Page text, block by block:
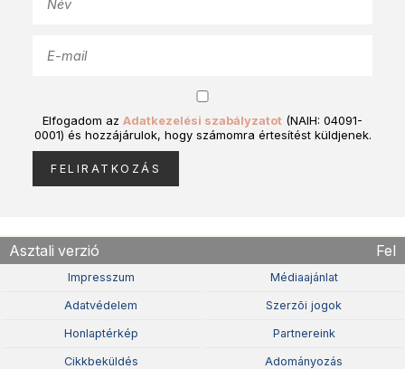
Elfogadom az Adatkezelési szabályzatot (NAIH: 04091-
0001) és hozzájárulok, hogy számomra értesítést küldjenek.
Asztali verzió Fel
Impresszum Médiaajánlat
Adatvédelem Szerzõi jogok
Honlaptérkép Partnereink
Cikkbeküldés Adományozás